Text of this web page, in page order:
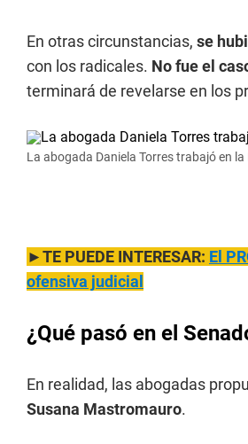
En otras circunstancias, se
con los radicales. No fue el
terminará de revelarse en los
La abogada Daniela Torres trabajó en
►TE PUEDE INTERESAR: El
ofensiva judicial
¿Qué pasó en el
En realidad, las abogadas
Susana Mastromauro.